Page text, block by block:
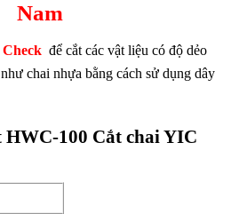
Nam
để cắt các vật liệu có độ dẻo
chai nhựa bằng cách sử dụng dây
100 Cắt chai YIC